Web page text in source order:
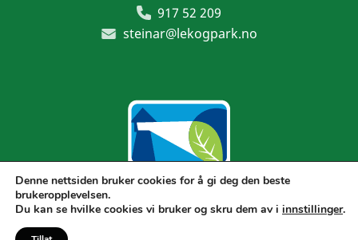
917 52 209
steinar@lekogpark.no
Denne nettsiden bruker cookies for å gi deg den beste
brukeropplevelsen.
Du kan se hvilke cookies vi bruker og skru dem av i innstillinger.